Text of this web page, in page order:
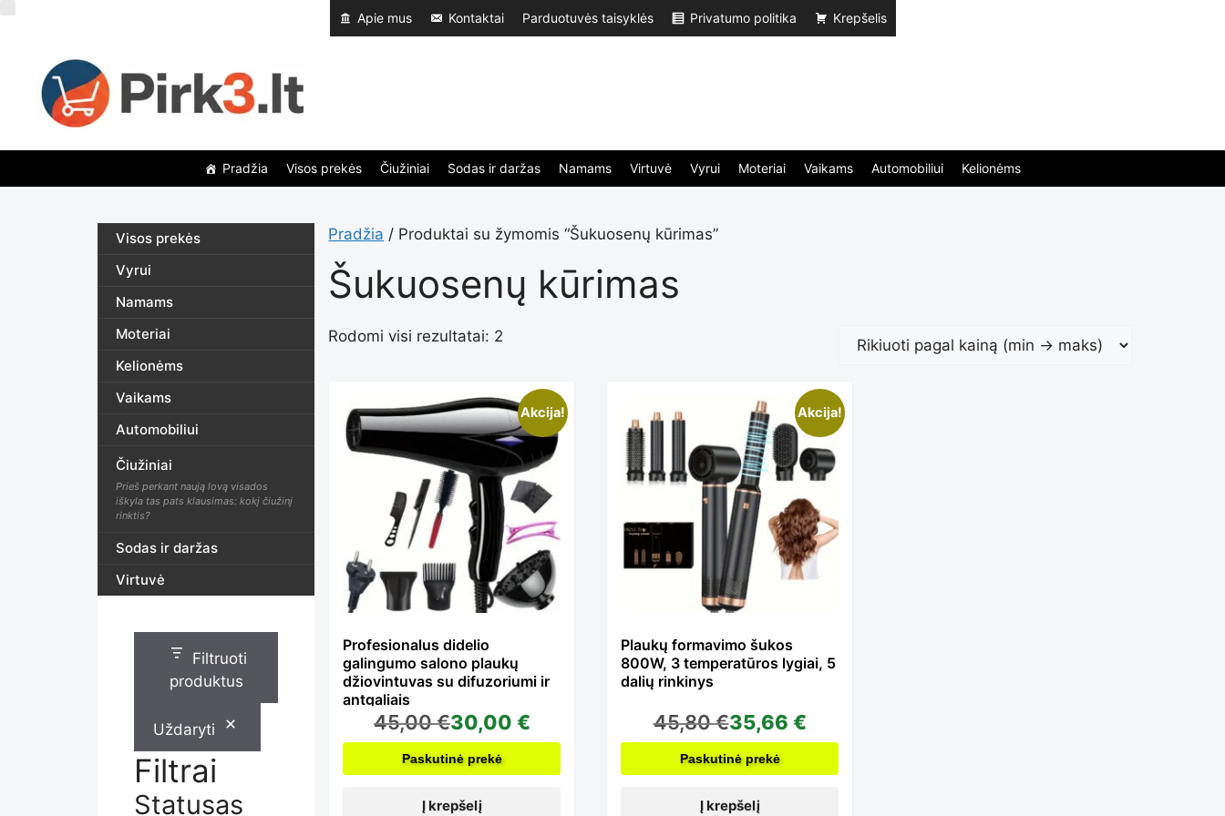
prie
turinio
Apie mus Kontaktai Parduotuvės taisyklės Privatumo politika Krepšelis
Pradžia Visos prekės Čiužiniai Sodas ir daržas Namams Virtuvė Vyrui Moteriai Vaikams Automobiliui Kelionėms
Pradžia / Produktai su žymomis “Šukuosenų kūrimas”
Šukuosenų kūrimas
Rodomi visi rezultatai: 2
pagal
kainą:
nuo
mažos
iki
didelės
Akcija!
Profesionalus didelio
galingumo salono plaukų
džiovintuvas su difuzoriumi ir
antgaliais
45,00€30,00 €
Paskutinė prekė
Į krepšelį
Akcija!
Plaukų formavimo šukos
800W, 3 temperatūros lygiai, 5
dalių rinkinys
45,80€35,66 €
Paskutinė prekė
Į krepšelį
Visos prekės
Vyrui
Namams
Moteriai
Kelionėms
Vaikams
Automobiliui
Čiužiniai
Prieš perkant naują lovą visados
iškyla tas pats klausimas: kokį čiužinį
rinktis?
Sodas ir daržas
Virtuvė
Filtruoti
produktus
Uždaryti
Filtrai
Statusas